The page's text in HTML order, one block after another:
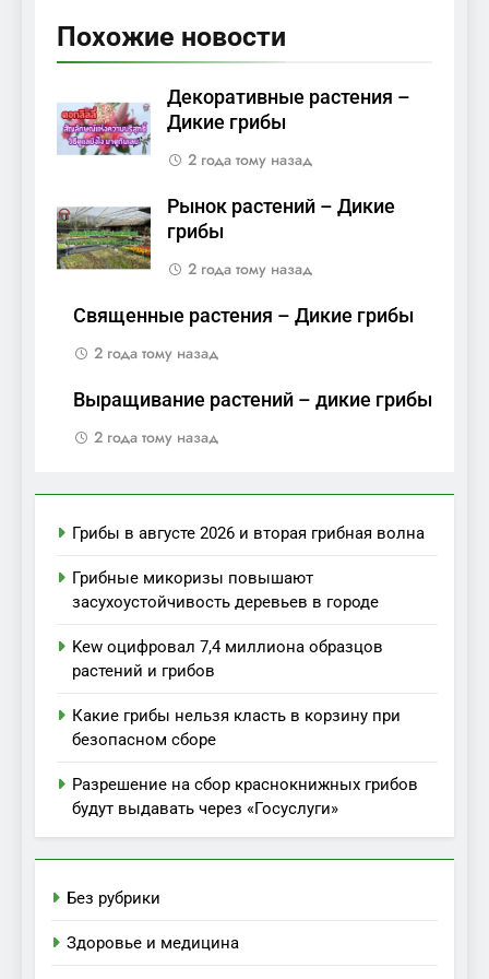
Похожие новости
Декоративные растения –
Дикие грибы
2 года тому назад
Рынок растений – Дикие
грибы
2 года тому назад
Священные растения – Дикие грибы
2 года тому назад
Выращивание растений – дикие грибы
2 года тому назад
Грибы в августе 2026 и вторая грибная волна
Грибные микоризы повышают
засухоустойчивость деревьев в городе
Kew оцифровал 7,4 миллиона образцов
растений и грибов
Какие грибы нельзя класть в корзину при
безопасном сборе
Разрешение на сбор краснокнижных грибов
будут выдавать через «Госуслуги»
Без рубрики
Здоровье и медицина